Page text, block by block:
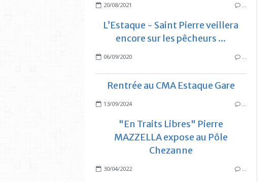
20/08/2021
L’Estaque - Saint Pierre veillera
encore sur les pêcheurs ...
06/09/2020
Rentrée au CMA Estaque Gare
13/09/2024
"En Traits Libres" Pierre
MAZZELLA expose au Pôle
Chezanne
30/04/2022